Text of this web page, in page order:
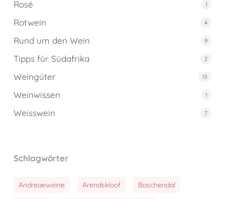
Rosé 1
Rotwein 4
Rund um den Wein 9
Tipps für Südafrika 2
Weingüter 13
Weinwissen 1
Weisswein 7
Schlagwörter
Andreaeweine Arendskloof Boschendal